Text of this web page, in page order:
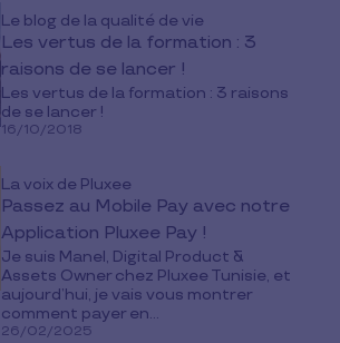
Le blog de la qualité de vie
Les vertus de la formation : 3
raisons de se lancer !
Les vertus de la formation : 3 raisons
de se lancer !
16/10/2018
La voix de Pluxee
Passez au Mobile Pay avec notre
Application Pluxee Pay !
Je suis Manel, Digital Product &
Assets Owner chez Pluxee Tunisie, et
aujourd’hui, je vais vous montrer
comment payer en...
26/02/2025